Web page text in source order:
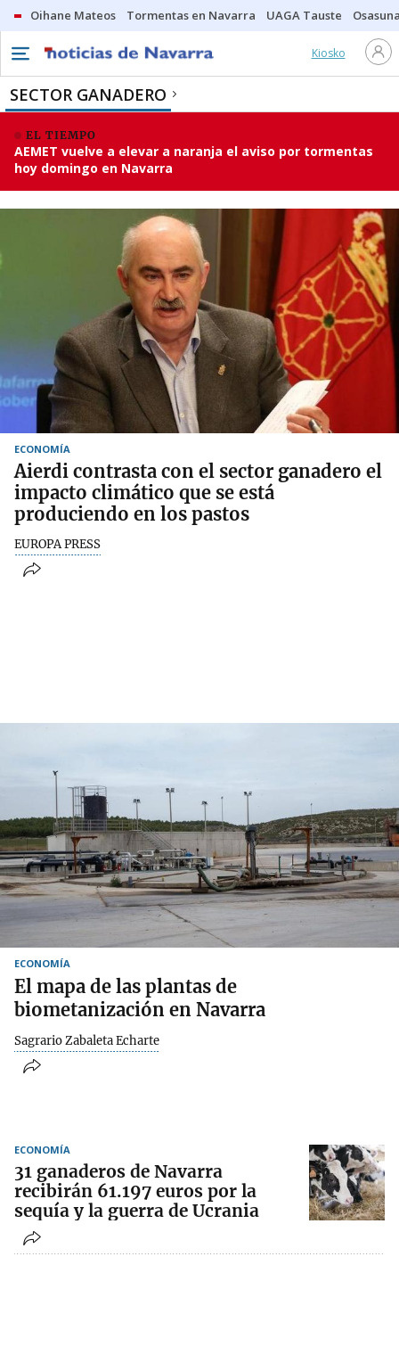
Oihane Mateos Tormentas en Navarra UAGA Tauste
Kiosko
SECTOR GANADERO
EL TIEMPO
AEMET vuelve a elevar a naranja el aviso por tormentas
hoy domingo en Navarra
ECONOMÍA
Aierdi contrasta con el sector ganadero el
impacto climático que se está
produciendo en los pastos
EUROPA PRESS
ECONOMÍA
El mapa de las plantas de
biometanización en Navarra
Sagrario Zabaleta Echarte
ECONOMÍA
31 ganaderos de Navarra
recibirán 61.197 euros por la
sequía y la guerra de Ucrania